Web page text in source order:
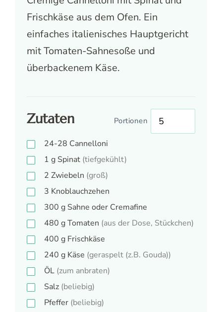
Frischkäse aus dem Ofen. Ein
einfaches italienisches Hauptgericht
mit Tomaten-Sahnesoße und
überbackenem Käse.
Zutaten Portionen
24-28 Cannelloni
1 g Spinat (tiefgekühlt)
2 Zwiebeln (groß)
3 Knoblauchzehen
300 g Sahne oder Cremafine
480 gTomaten (aus der Dose, Stückchen)
400 g Frischkäse
240 g Käse (geraspelt (z.B. Gouda))
ÖL (zum anbraten)
Salz (beliebig)
Pfeffer (beliebig)